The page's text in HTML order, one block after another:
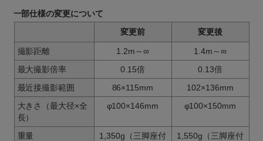
一部仕様の変更について
変更前
変更後
撮影距離 1.2m～∞
1.4m～∞
最大撮影倍率
0.15倍
0.13倍
最近接撮影範囲
86×115mm
102×136mm
大きさ（最大径×全
長）
φ100×146mm φ100×150mm
重量
1,350g（三脚座付
1,550g（三脚座付